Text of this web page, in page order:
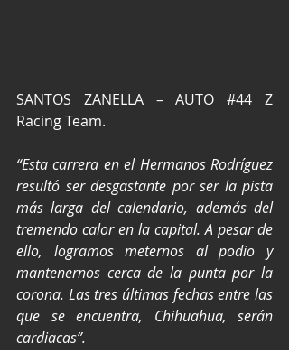
SANTOS ZANELLA – AUTO #44 Z
Racing Team.
“Esta carrera en el Hermanos Rodríguez
resultó ser desgastante por ser la pista
más larga del calendario, además del
tremendo calor en la capital. A pesar de
ello, logramos meternos al podio y
mantenernos cerca de la punta por la
corona. Las tres últimas fechas entre las
que se encuentra, Chihuahua, serán
cardiacas”.